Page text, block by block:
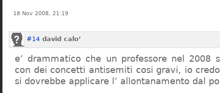
18 Nov 2008, 21:19
#14 david calo’
e’ drammatico che un professore nel 2008
con dei concetti antisemiti cosi gravi, io
si dovrebbe applicare l’ allontanamento dal